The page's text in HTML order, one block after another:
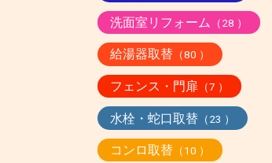
洗面室リフォーム （28 ）
給湯器取替（80 ）
フェンス・門扉（7 ）
水栓・蛇口取替（23 ）
コンロ取替（10 ）